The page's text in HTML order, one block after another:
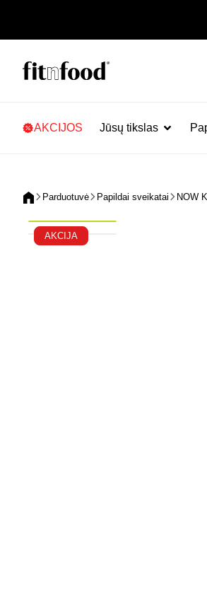
AKCIJOS Jūsų tikslas
Parduotuvė Papildai sveikatai NOW
AKCIJA